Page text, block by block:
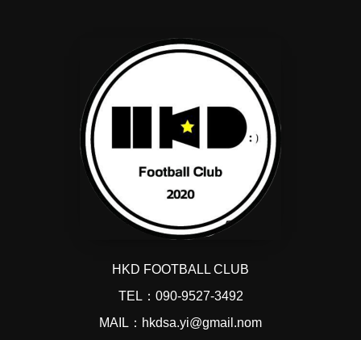
HKD FOOTBALL CLUB
TEL：090-9527-3492
MAIL：hkdsa.yi@gmail.nom